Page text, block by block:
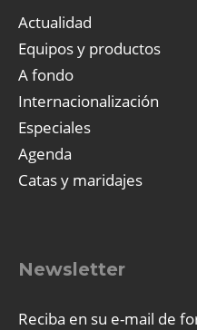
Actualidad
Equipos y productos
A fondo
Internacionalización
Especiales
Agenda
Catas y maridajes
Newsletter
Reciba en su e-mail de